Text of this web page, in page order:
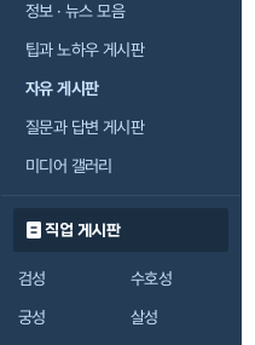
정보 · 뉴스 모음
팁과 노하우 게시판
자유 게시판
질문과 답변 게시판
미디어 갤러리
직업 게시판
검성
수호성
궁성
살성